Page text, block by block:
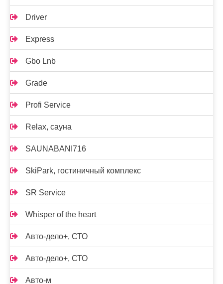
Driver
Express
Gbo Lnb
Grade
Profi Service
Relax, сауна
SAUNABANI716
SkiPark, гостиничный комплекс
SR Service
Whisper of the heart
Авто-дело+, СТО
Авто-дело+, СТО
Авто-м